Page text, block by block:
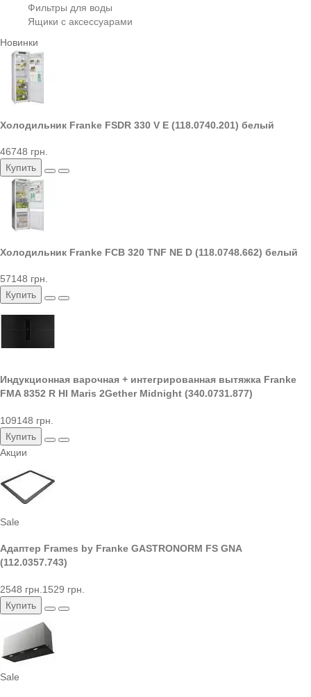
Фильтры для воды
Ящики с аксессуарами
Новинки
Холодильник Franke FSDR 330 V E (118.0740.201) белый
46748 грн.
Купить
Холодильник Franke FCB 320 TNF NE D (118.0748.662) белый
57148 грн.
Купить
Индукционная варочная + интегрированная вытяжка Franke
FMA 8352 R HI Maris 2Gether Midnight (340.0731.877)
109148 грн.
Купить
Акции
Sale
Адаптер Frames by Franke GASTRONORM FS GNA
(112.0357.743)
2548 грн. 1529 грн.
Купить
Sale